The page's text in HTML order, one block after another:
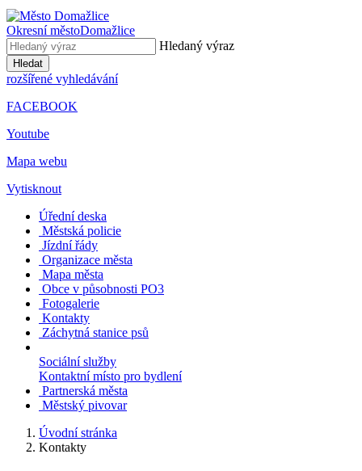
Okresní městoDomažlice
Hledaný výraz
Hledat
rozšířené vyhledávání
FACEBOOK
Youtube
Mapa webu
Vytisknout
Úřední deska
Městská policie
Jízdní řády
Organizace města
Mapa města
Obce v působnosti PO3
Fotogalerie
Kontakty
Záchytná stanice psů
Sociální služby
Kontaktní místo pro bydlení
Partnerská města
Městský pivovar
Úvodní stránka
Kontakty